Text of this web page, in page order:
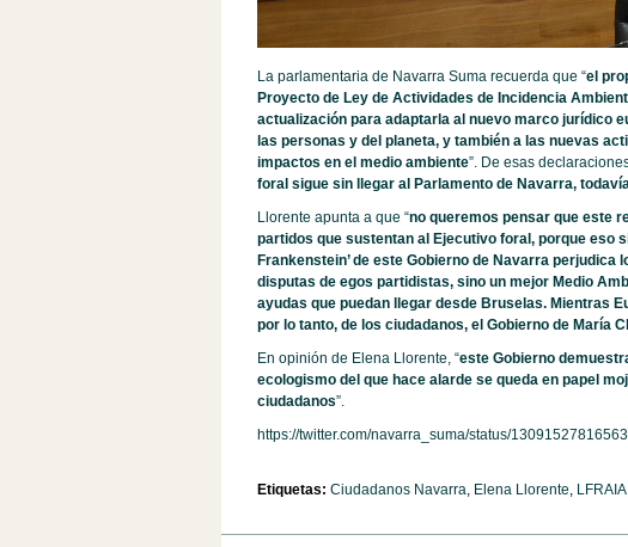
La parlamentaria de Navarra Suma recuerda que “el
Proyecto de Ley de Actividades de Incidencia
actualización para adaptarla al nuevo marco jurídico
las personas y del planeta, y también a las nuevas
impactos en el medio ambiente”. De esas
foral sigue sin llegar al Parlamento de Navarra,
Llorente apunta a que “no queremos pensar que este
partidos que sustentan al Ejecutivo foral, porque eso
Frankenstein’ de este Gobierno de Navarra
disputas de egos partidistas, sino un mejor Medio
ayudas que puedan llegar desde Bruselas. Mientras
por lo tanto, de los ciudadanos, el Gobierno de María
En opinión de Elena Llorente, “este Gobierno
ecologismo del que hace alarde se queda en papel
ciudadanos”.
https://twitter.com/navarra_suma/status/
Etiquetas: Ciudadanos Navarra, Elena Llorente, LFRAIA